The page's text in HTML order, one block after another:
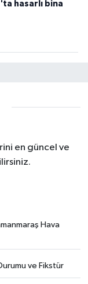
hasarlı bina
en güncel ve
Hava
ve Fikstür